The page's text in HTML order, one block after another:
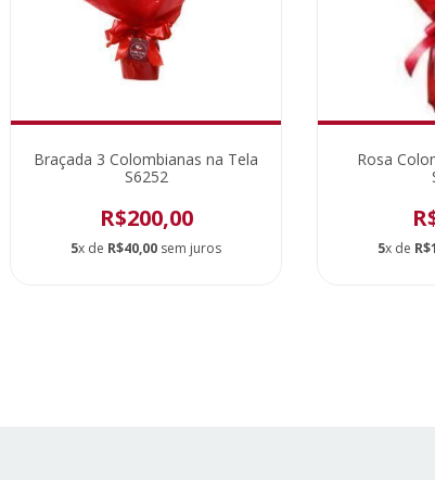
Braçada 3 Colombianas na Tela
S6252
R$200,00
5x de R$40,00 sem juros
Rosa
5x de